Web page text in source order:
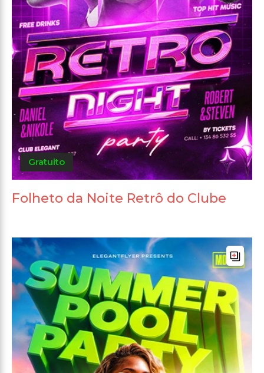
Gratuito
Folheto da Noite Retrô do Clube